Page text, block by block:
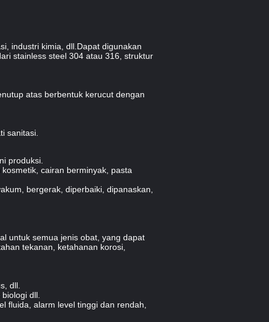
industri kimia, dll.Dapat digunakan
stainless steel 304 atau 316, struktur
atas berbentuk kerucut dengan
sanitasi.
produksi.
cairan berminyak, pasta
bergerak, diperbaiki, dipanaskan,
untuk semua jenis obat, yang dapat
tekanan, ketahanan korosi,
dll.
dll.
fluida, alarm level tinggi dan rendah,